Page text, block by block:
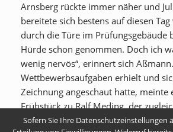
Arnsberg rückte immer näher und
bereitete sich bestens auf diesen Tag
durch die Türe im Prüfungsgebäude
Hürde schon genommen. Doch ich
wenig nervös“, erinnert sich
Wettbewerbsaufgaben erhielt und
Zeichnung angeschaut hatte, meinte
Frühstück zu Ralf Meding, der
Prüfungsausschuss ist, er wisse
Sofern Sie Ihre Datenschutzeinstellungen